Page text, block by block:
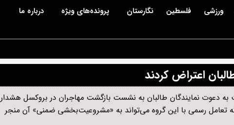
ورزشی فلسطین نگارستان پرونده‌های ویژه درباره ما
به دعوت نمایندگان طالبان به نشست بازگشت مهاجران در بروکسل هشدار
تعامل رسمی با این گروه می‌تواند به «مشروعیت‌بخشی ضمنی» آن منجر